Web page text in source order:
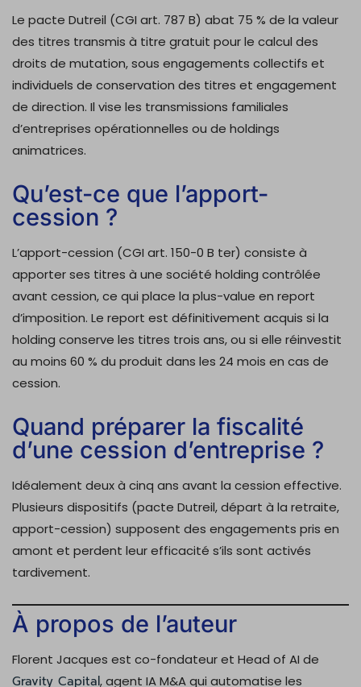
Le pacte Dutreil (CGI art. 787 B) abat 75 % de la valeur
des titres transmis à titre gratuit pour le calcul des
droits de mutation, sous engagements collectifs et
individuels de conservation des titres et engagement
de direction. Il vise les transmissions familiales
d’entreprises opérationnelles ou de holdings
animatrices.
Qu’est-ce que l’apport-
cession ?
L’apport-cession (CGI art. 150-0 B ter) consiste à
apporter ses titres à une société holding contrôlée
avant cession, ce qui place la plus-value en report
d’imposition. Le report est définitivement acquis si la
holding conserve les titres trois ans, ou si elle réinvestit
au moins 60 % du produit dans les 24 mois en cas de
cession.
Quand préparer la fiscalité
d’une cession d’entreprise ?
Idéalement deux à cinq ans avant la cession effective.
Plusieurs dispositifs (pacte Dutreil, départ à la retraite,
apport-cession) supposent des engagements pris en
amont et perdent leur efficacité s’ils sont activés
tardivement.
À propos de l’auteur
Florent Jacques est co-fondateur et Head of AI de
Gravity Capital, agent IA M&A qui automatise les